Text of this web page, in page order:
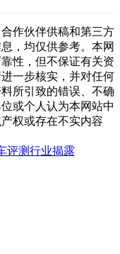
作伙伴供稿和第三方
，均仅供参考。本网
性，但不保证有关资
一步核实，并对任何
所引致的错误、不确
或个人认为本网站中
权或存在不实内容
评测行业揭露